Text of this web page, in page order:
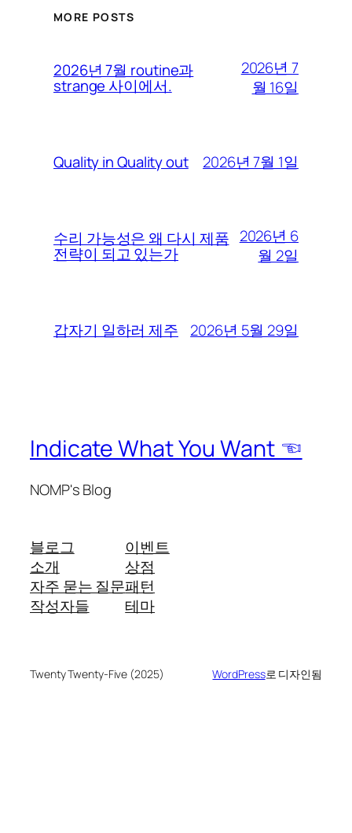
MORE POSTS
2026년 7월 routine과
strange 사이에서.
2026년 7
월 16일
Quality in Quality out 2026년 7월 1일
수리 가능성은 왜 다시 제품
전략이 되고 있는가
2026년 6
월 2일
갑자기 일하러 제주 2026년 5월 29일
Indicate What You Want ☜
NOMP's Blog
블로그
소개
자주 묻는 질문
작성자들
이벤트
상점
패턴
테마
Twenty Twenty-Five (2025) WordPress로 디자인됨